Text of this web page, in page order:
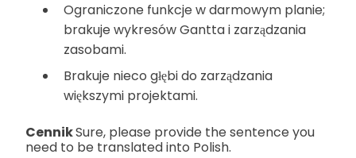
Ograniczone funkcje w darmowym planie;
brakuje wykresów Gantta i zarządzania
zasobami.
Brakuje nieco głębi do zarządzania
większymi projektami.
CennikSure, please provide the sentence you
need to be translated into Polish.